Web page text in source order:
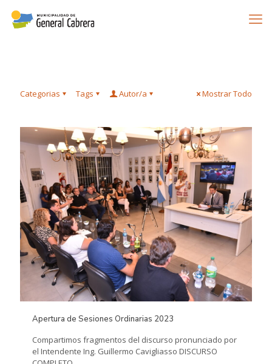
Categorias Tags Autor/a Mostrar Todo
Apertura de Sesiones Ordinarias 2023
Compartimos fragmentos del discurso pronunciado por
el Intendente Ing. Guillermo Cavigliasso DISCURSO